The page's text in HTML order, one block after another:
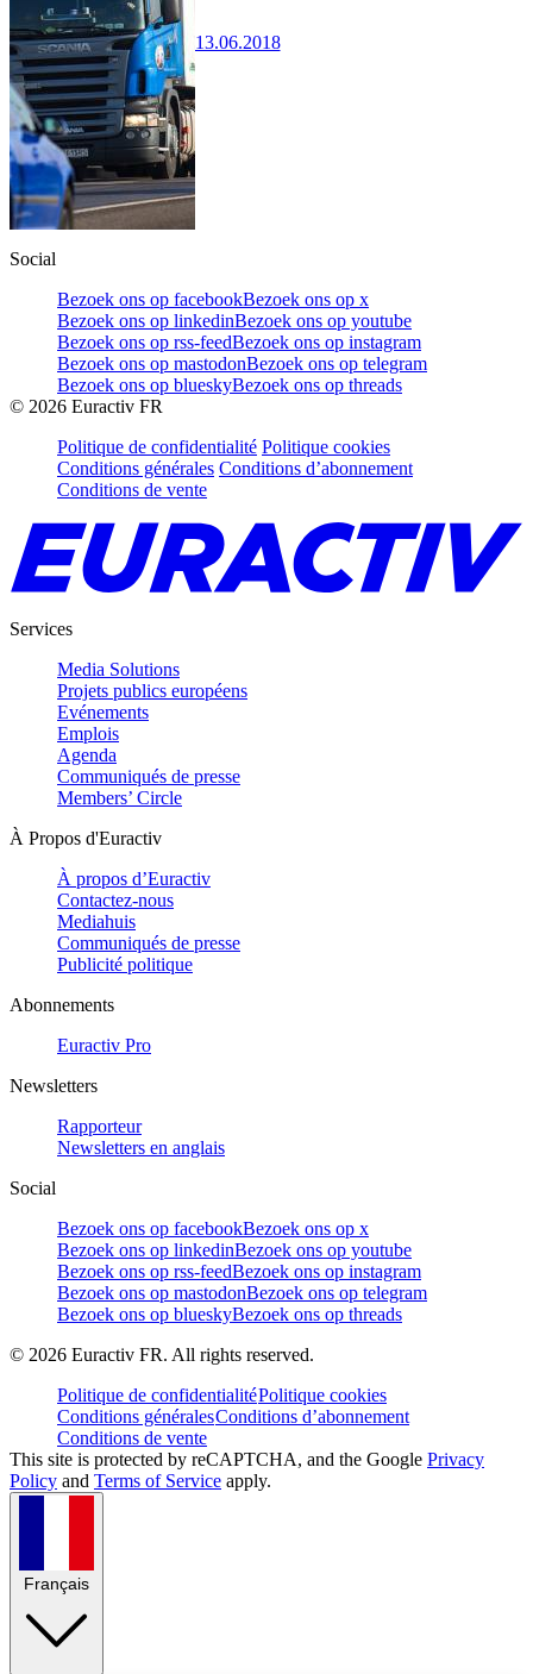
13.06.2018
Social
Bezoek ons op facebookBezoek ons op x
Bezoek ons op linkedinBezoek ons op youtube
Bezoek ons op rss-feedBezoek ons op instagram
Bezoek ons op mastodonBezoek ons op telegram
Bezoek ons op blueskyBezoek ons op threads
© 2026 Euractiv FR
Politique de confidentialité Politique cookies
Conditions générales Conditions d’abonnement
Conditions de vente
Services
Media Solutions
Projets publics européens
Evénements
Emplois
Agenda
Communiqués de presse
Members’ Circle
À Propos d'Euractiv
À propos d’Euractiv
Contactez-nous
Mediahuis
Communiqués de presse
Publicité politique
Abonnements
Euractiv Pro
Newsletters
Rapporteur
Newsletters en anglais
Social
Bezoek ons op facebookBezoek ons op x
Bezoek ons op linkedinBezoek ons op youtube
Bezoek ons op rss-feedBezoek ons op instagram
Bezoek ons op mastodonBezoek ons op telegram
Bezoek ons op blueskyBezoek ons op threads
© 2026 Euractiv FR. All rights reserved.
Politique de confidentialitéPolitique cookies
Conditions généralesConditions d’abonnement
Conditions de vente
This site is protected by reCAPTCHA, and the Google Privacy
Policy and Terms of Service apply.
Français